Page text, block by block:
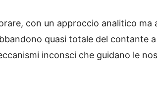
con un approccio analitico ma
quasi totale del contante
inconsci che guidano le